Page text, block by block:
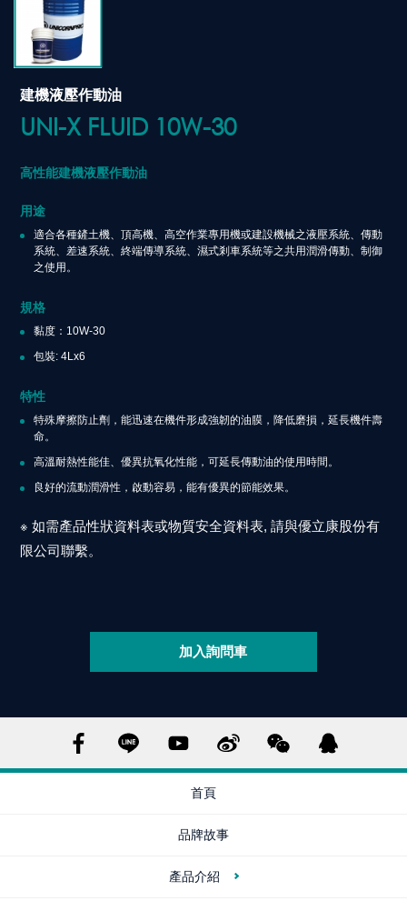
建機液壓作動油
UNI-X FLUID 10W-30
高性能建機液壓作動油
用途
適合各種鏟土機、頂高機、高空作業專用機或建設機械之液壓系統、傳動
系統、差速系統、終端傳導系統、濕式剎車系統等之共用潤滑傳動、制御
之使用。
規格
黏度：10W-30
包裝: 4Lx6
特性
特殊摩擦防止劑，能迅速在機件形成強韌的油膜，降低磨損，延長機件壽
命。
高溫耐熱性能佳、優異抗氧化性能，可延長傳動油的使用時間。
良好的流動潤滑性，啟動容易，能有優異的節能效果。
※如需產品性狀資料表或物質安全資料表,請與優立康股份有
限公司聯繫。
加入詢問車
首頁
品牌故事
產品介紹